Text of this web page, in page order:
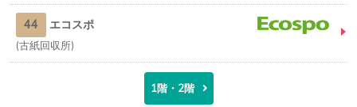
44 エコスポ
古紙回収所
1階・2階